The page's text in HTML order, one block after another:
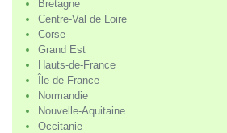
Bretagne
Centre-Val de Loire
Corse
Grand Est
Hauts-de-France
Île-de-France
Normandie
Nouvelle-Aquitaine
Occitanie